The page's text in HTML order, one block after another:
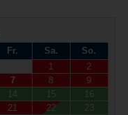
Fr. Sa.
So.
1
2
7 8
9
14 15
16
21 22
23